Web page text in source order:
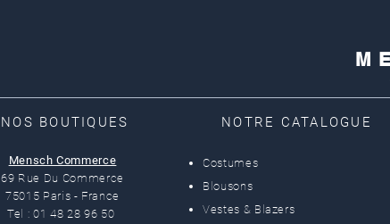
M
NOS BOUTIQUES
Mensch Commerce
69 Rue Du Commerce
75015 Paris - France
Tel : 01 48 28 96 50
NOTRE CATALOGUE
Costumes
Blousons
Vestes & Blazers